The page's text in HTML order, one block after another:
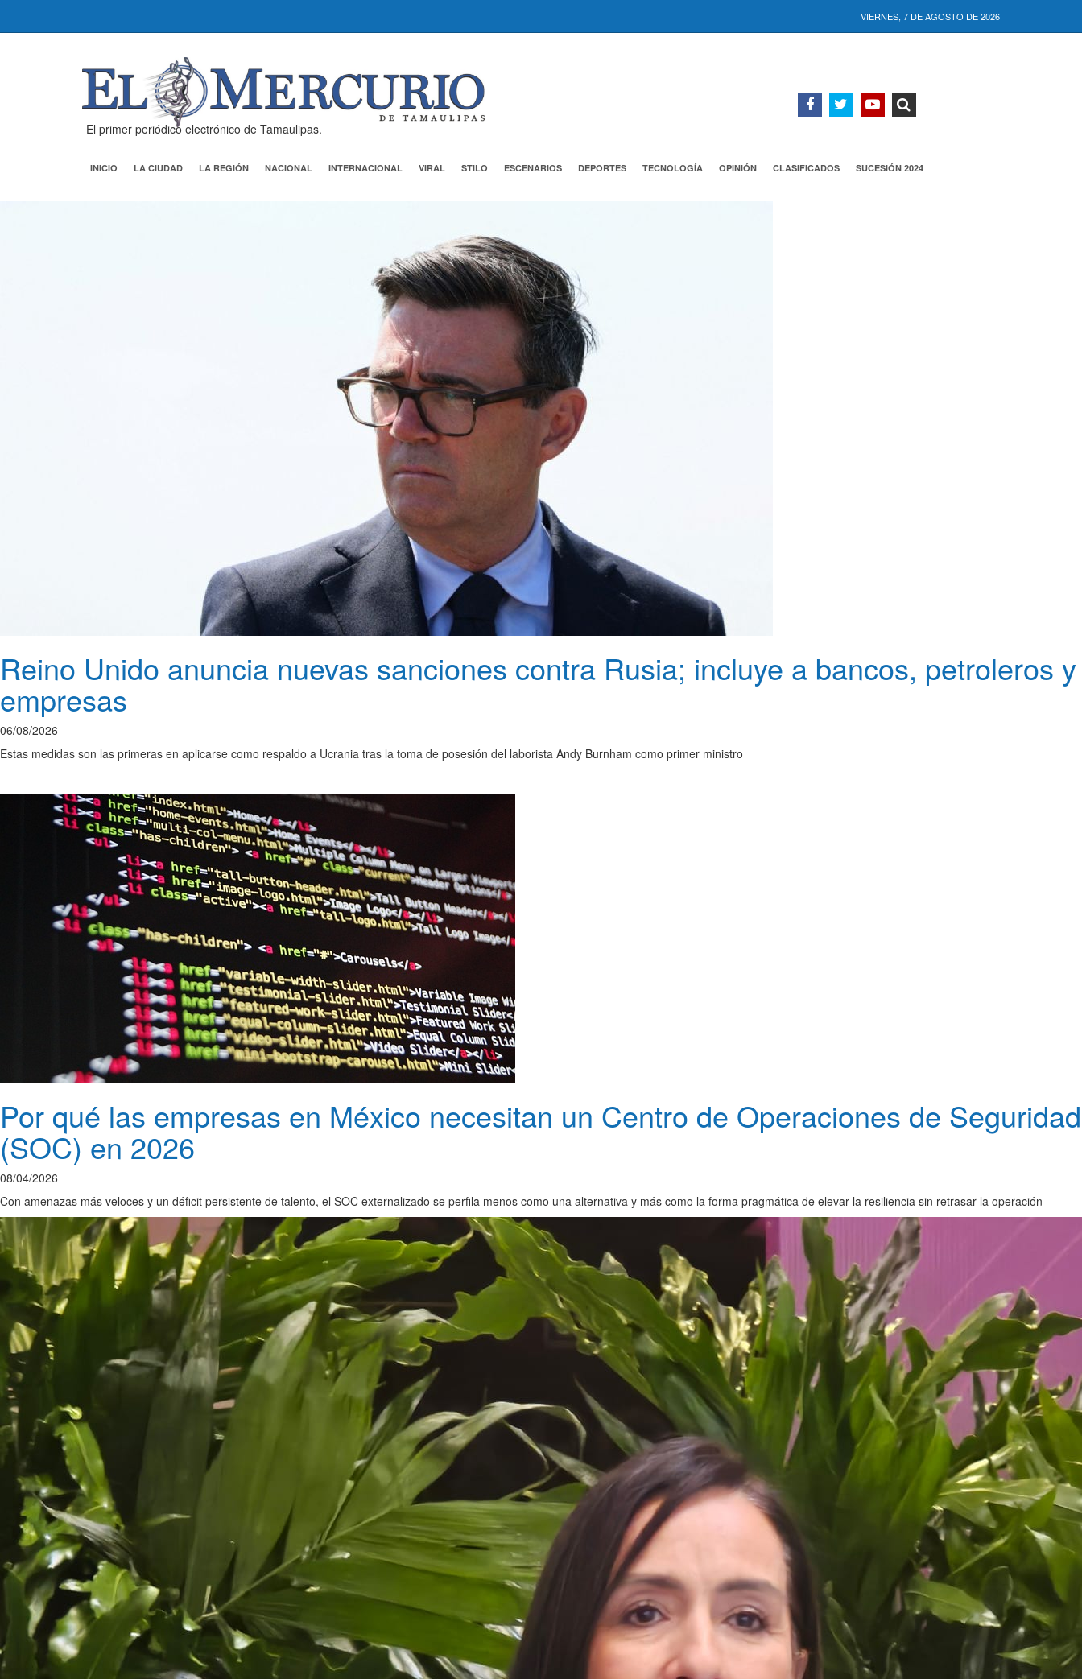
VIERNES, 7 DE AGOSTO DE 2026
El primer periódico electrónico de Tamaulipas.
INICIO LA CIUDAD LA REGIÓN NACIONAL INTERNACIONAL VIRAL STILO ESCENARIOS DEPORTES TECNOLOGÍA OPINIÓN CLASIFICADOS SUCESIÓN 2024
Reino Unido anuncia nuevas sanciones contra Rusia; incluye a bancos, petroleros y
empresas
06/08/2026
Estas medidas son las primeras en aplicarse como respaldo a Ucrania tras la toma de posesión del laborista Andy Burnham como primer ministro
Por qué las empresas en México necesitan un Centro de Operaciones de Seguridad
(SOC) en 2026
08/04/2026
Con amenazas más veloces y un déficit persistente de talento, el SOC externalizado se perfila menos como una alternativa y más como la forma pragmática de elevar la resiliencia sin retrasar la operación